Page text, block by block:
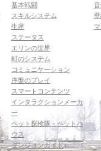
基本戦闘
スキルシステム
生産
ステータス
エリンの世界
町のシステム
コミュニケーション
序盤のプレイ
スマートコンテンツ
インタラクションメーカ
ー
ペット探検隊・ペットハ
ウス
ダンジョンガイド